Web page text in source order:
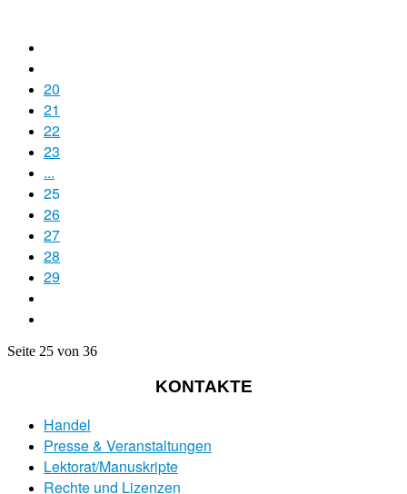
20
21
22
23
...
25
26
27
28
29
Seite 25 von 36
KONTAKTE
Handel
Presse & Veranstaltungen
Lektorat/Manuskripte
Rechte und Lizenzen